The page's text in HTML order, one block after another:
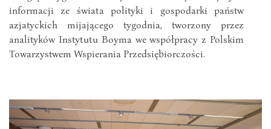
informacji ze świata polityki i gospodarki państw
azjatyckich mijającego tygodnia, tworzony przez
analityków Instytutu Boyma we współpracy z Polskim
Towarzystwem Wspierania Przedsiębiorczości.